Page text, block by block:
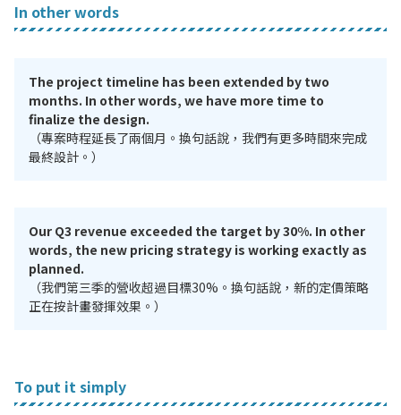
In other words
The project timeline has been extended by two
months. In other words, we have more time to
finalize the design.
（專案時程延長了兩個月。換句話說，我們有更多時間來完成
最終設計。）
Our Q3 revenue exceeded the target by 30%. In other
words, the new pricing strategy is working exactly as
planned.
（我們第三季的營收超過目標30%。換句話說，新的定價策略
正在按計畫發揮效果。）
To put it simply